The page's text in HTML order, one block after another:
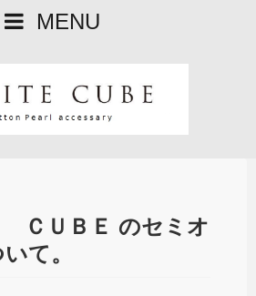
MENU
ＣＵＢＥ のセミオ
て。